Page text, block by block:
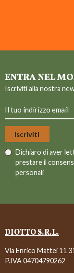
ENTRA NEL
Iscriviti alla nostra
Dichiaro di aver
prestare il
personali
DIOTTO S.R.L.
Via Enrico Mattei 11
P.IVA 04704790262